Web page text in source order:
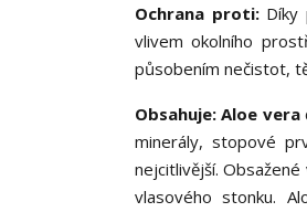
Ochrana proti:Díky
vlivem okolního
působením nečistot,
Obsahuje: Aloe vera
minerály, stopové
nejcitlivější.
vlasového stonku.